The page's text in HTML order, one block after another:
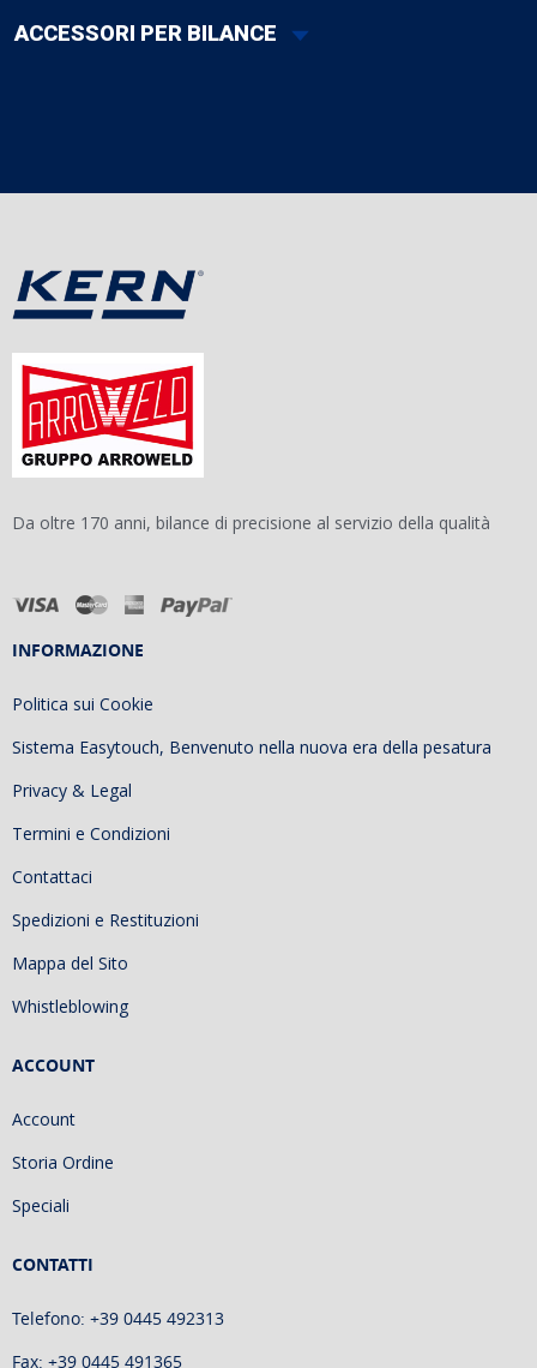
ACCESSORI PER BILANCE
Da oltre 170 anni, bilance di precisione al servizio della qualità
INFORMAZIONE
Politica sui Cookie
Sistema Easytouch, Benvenuto nella nuova era della pesatura
Privacy & Legal
Termini e Condizioni
Contattaci
Spedizioni e Restituzioni
Mappa del Sito
Whistleblowing
ACCOUNT
Account
Storia Ordine
Speciali
CONTATTI
Telefono: +39 0445 492313
Fax: +39 0445 491365